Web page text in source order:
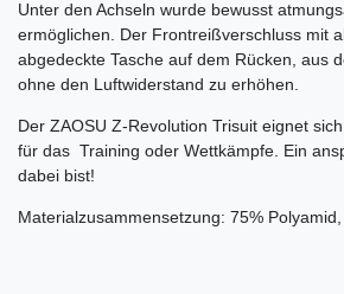
Unter den Achseln wurde bewusst
ermöglichen. Der Frontreißverschluss mit
abgedeckte Tasche auf dem Rücken, aus
ohne den Luftwiderstand zu erhöhen.
Der ZAOSU Z-Revolution Trisuit eignet
für das Training oder Wettkämpfe. Ein
dabei bist!
Materialzusammensetzung: 75%